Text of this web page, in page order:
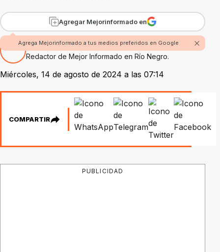
Agregar Mejorinformado en
Agrega Mejorinformado a tus medios preferidos en Google
Por Fabian Rossi
Redactor de Mejor Informado en Río Negro.
Miércoles, 14 de agosto de 2024 a las 07:14
COMPARTIR
PUBLICIDAD